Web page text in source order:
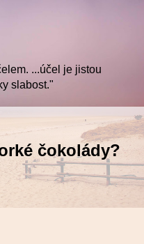
...účel je jistou
slabost."
čokolády?